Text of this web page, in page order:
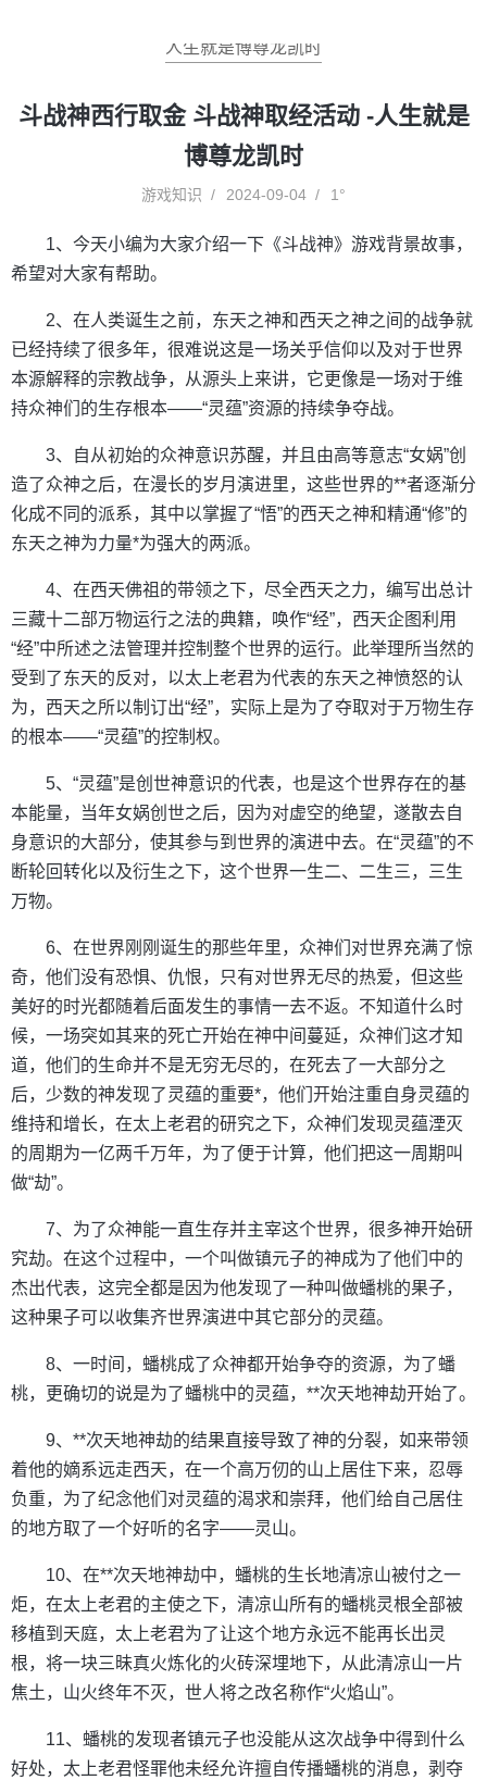
人生就是博尊龙凯时
斗战神西行取金 斗战神取经活动 -人生就是
博尊龙凯时
游戏知识 2024-09-04 1°
1、今天小编为大家介绍一下《斗战神》游戏背景故事，
希望对大家有帮助。
2、在人类诞生之前，东天之神和西天之神之间的战争就
已经持续了很多年，很难说这是一场关乎信仰以及对于世界
本源解释的宗教战争，从源头上来讲，它更像是一场对于维
持众神们的生存根本——“灵蕴”资源的持续争夺战。
3、自从初始的众神意识苏醒，并且由高等意志“女娲”创
造了众神之后，在漫长的岁月演进里，这些世界的**者逐渐分
化成不同的派系，其中以掌握了“悟”的西天之神和精通“修”的
东天之神为力量*为强大的两派。
4、在西天佛祖的带领之下，尽全西天之力，编写出总计
三藏十二部万物运行之法的典籍，唤作“经”，西天企图利用
“经”中所述之法管理并控制整个世界的运行。此举理所当然的
受到了东天的反对，以太上老君为代表的东天之神愤怒的认
为，西天之所以制订出“经”，实际上是为了夺取对于万物生存
的根本——“灵蕴”的控制权。
5、“灵蕴”是创世神意识的代表，也是这个世界存在的基
本能量，当年女娲创世之后，因为对虚空的绝望，遂散去自
身意识的大部分，使其参与到世界的演进中去。在“灵蕴”的不
断轮回转化以及衍生之下，这个世界一生二、二生三，三生
万物。
6、在世界刚刚诞生的那些年里，众神们对世界充满了惊
奇，他们没有恐惧、仇恨，只有对世界无尽的热爱，但这些
美好的时光都随着后面发生的事情一去不返。不知道什么时
候，一场突如其来的死亡开始在神中间蔓延，众神们这才知
道，他们的生命并不是无穷无尽的，在死去了一大部分之
后，少数的神发现了灵蕴的重要*，他们开始注重自身灵蕴的
维持和增长，在太上老君的研究之下，众神们发现灵蕴湮灭
的周期为一亿两千万年，为了便于计算，他们把这一周期叫
做“劫”。
7、为了众神能一直生存并主宰这个世界，很多神开始研
究劫。在这个过程中，一个叫做镇元子的神成为了他们中的
杰出代表，这完全都是因为他发现了一种叫做蟠桃的果子，
这种果子可以收集齐世界演进中其它部分的灵蕴。
8、一时间，蟠桃成了众神都开始争夺的资源，为了蟠
桃，更确切的说是为了蟠桃中的灵蕴，**次天地神劫开始了。
9、**次天地神劫的结果直接导致了神的分裂，如来带领
着他的嫡系远走西天，在一个高万仞的山上居住下来，忍辱
负重，为了纪念他们对灵蕴的渴求和崇拜，他们给自己居住
的地方取了一个好听的名字——灵山。
10、在**次天地神劫中，蟠桃的生长地清凉山被付之一
炬，在太上老君的主使之下，清凉山所有的蟠桃灵根全部被
移植到天庭，太上老君为了让这个地方永远不能再长出灵
根，将一块三昧真火炼化的火砖深埋地下，从此清凉山一片
焦土，山火终年不灭，世人将之改名称作“火焰山”。
11、蟠桃的发现者镇元子也没能从这次战争中得到什么
好处，太上老君怪罪他未经允许擅自传播蟠桃的消息，剥夺